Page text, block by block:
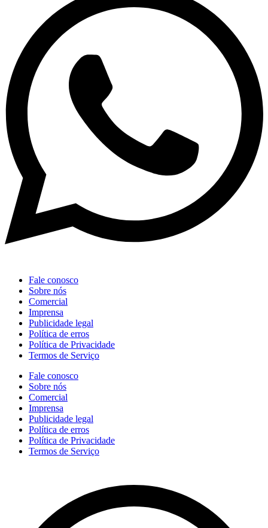
Fale conosco
Sobre nós
Comercial
Imprensa
Publicidade legal
Política de erros
Política de Privacidade
Termos de Serviço
Fale conosco
Sobre nós
Comercial
Imprensa
Publicidade legal
Política de erros
Política de Privacidade
Termos de Serviço